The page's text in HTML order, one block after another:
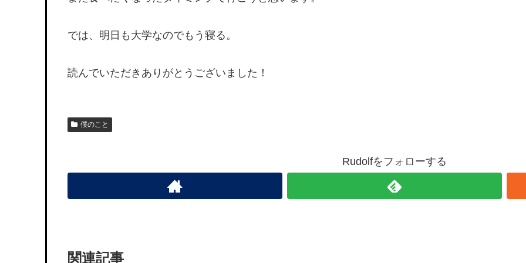
では、明日も大学なのでもう寝る。
読んでいただきありがとうございました！
僕のこと
Rudolfをフォローする
関連記事